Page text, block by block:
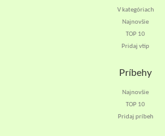
V kategóriach
Najnovšie
TOP 10
Pridaj vtip
Príbehy
Najnovšie
TOP 10
Pridaj príbeh